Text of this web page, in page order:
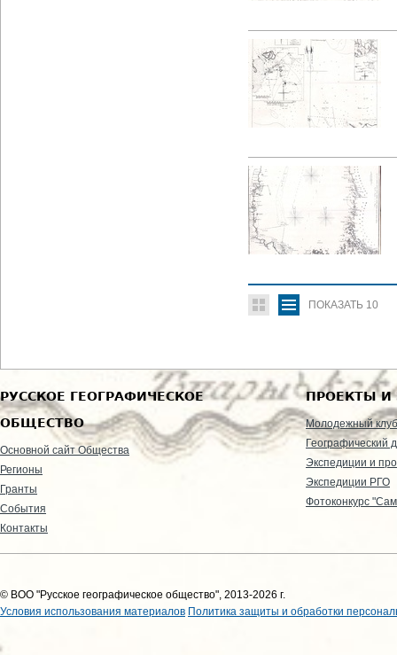
ПОКАЗАТЬ 10
РУССКОЕ ГЕОГРАФИЧЕСКОЕ
ОБЩЕСТВО
Основной сайт Общества
Регионы
Гранты
События
Контакты
ПРОЕКТЫ И
Молодежный клуб
Географический
Экспедиции и
Экспедиции РГО
Фотоконкурс
© ВОО "Русское географическое общество", 2013-2026 г.
Условия использования материалов Политика защиты и обработки